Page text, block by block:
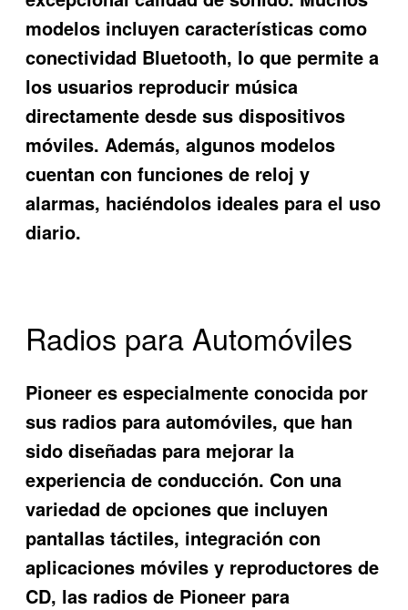
modelos incluyen características como
conectividad Bluetooth, lo que permite a
los usuarios reproducir música
directamente desde sus dispositivos
móviles. Además, algunos modelos
cuentan con funciones de reloj y
alarmas, haciéndolos ideales para el uso
diario.
Radios para Automóviles
Pioneer es especialmente conocida por
sus radios para automóviles, que han
sido diseñadas para mejorar la
experiencia de conducción. Con una
variedad de opciones que incluyen
pantallas táctiles, integración con
aplicaciones móviles y reproductores de
CD, las radios de Pioneer para